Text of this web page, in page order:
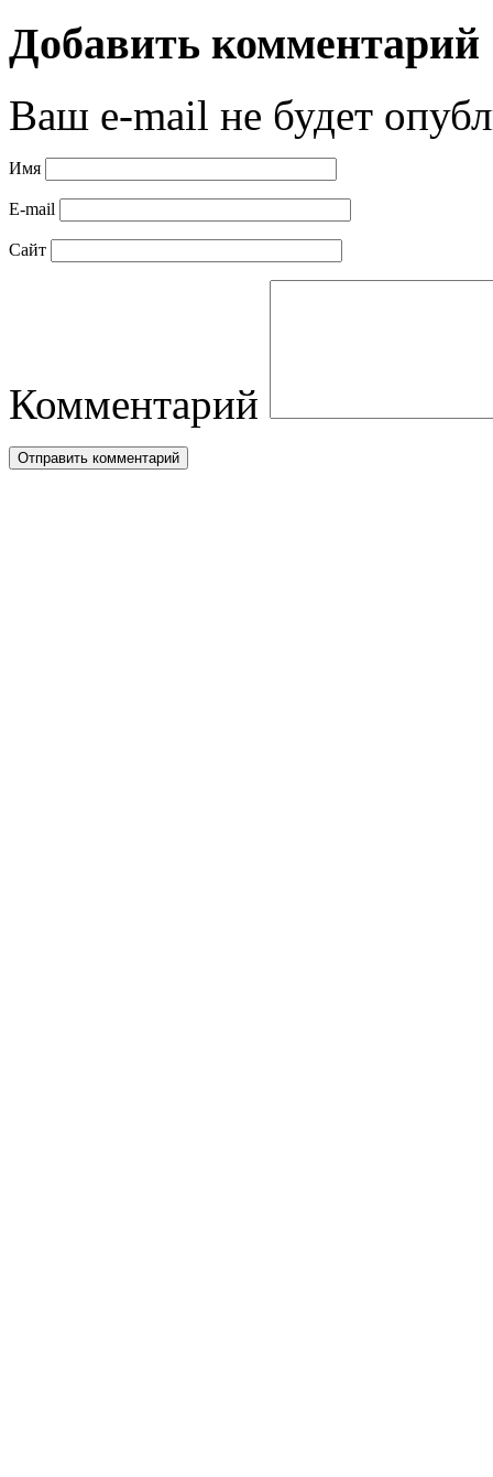
Добавить комментарий
Ваш e-mail не будет
Имя
E-mail
Сайт
Комментарий